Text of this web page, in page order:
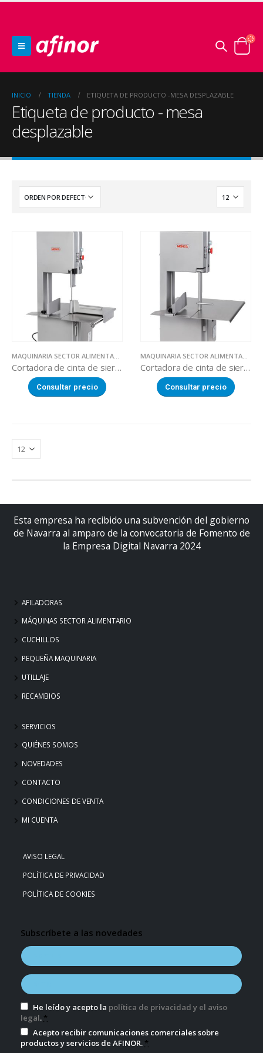
INICIO TIENDA ETIQUETA DE PRODUCTO -MESA DESPLAZABLE
Etiqueta de producto - mesa
desplazable
SERRADORAS
Cortadora de cinta de sierra trifásica BC-2200
Consultar precio
Cortadora de cinta de sierra trifásica BM-1800
Consultar precio
Esta empresa ha recibido una subvención del gobierno
de Navarra al amparo de la convocatoria de Fomento de
la Empresa Digital Navarra 2024
AFILADORAS
MÁQUINAS SECTOR ALIMENTARIO
CUCHILLOS
PEQUEÑA MAQUINARIA
UTILLAJE
RECAMBIOS
SERVICIOS
QUIÉNES SOMOS
NOVEDADES
CONTACTO
CONDICIONES DE VENTA
MI CUENTA
AVISO LEGAL
POLÍTICA DE PRIVACIDAD
POLÍTICA DE COOKIES
Subscríbete a las novedades
He leído y acepto la política de privacidad y el aviso
legal. *
Acepto recibir comunicaciones comerciales sobre
productos y servicios de AFINOR. *